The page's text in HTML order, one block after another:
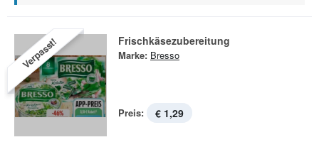
Verpasst! Frischkäsezubereitung
Marke: Bresso
Preis: € 1,29